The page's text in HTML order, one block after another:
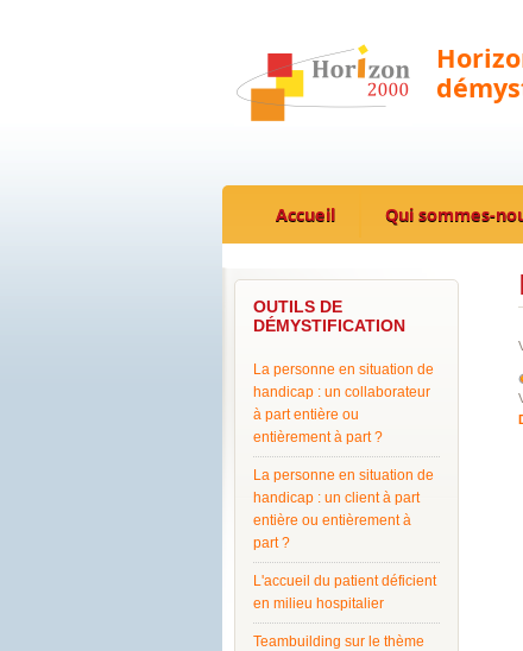
Accueil Qui sommes-
OUTILS DE
DÉMYSTIFICATION
La personne en situation de
handicap : un collaborateur
à part entière ou
entièrement à part ?
La personne en situation de
handicap : un client à part
entière ou entièrement à
part ?
L'accueil du patient déficient
en milieu hospitalier
Teambuilding sur le thème